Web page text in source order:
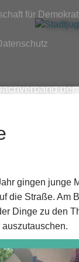
für
gingen junge
die Straße. Am
Dinge zu den